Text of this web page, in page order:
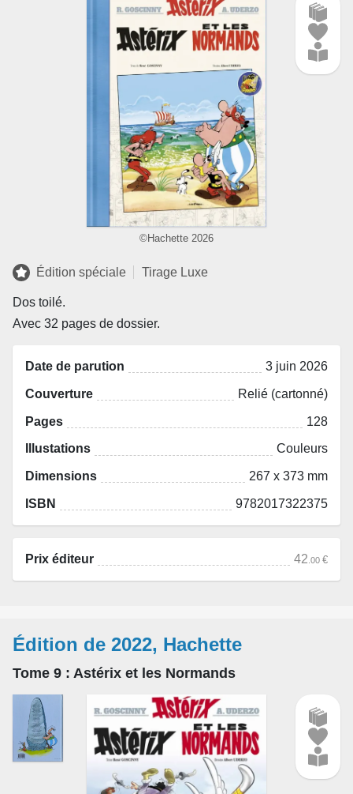
©Hachette 2026
Édition spéciale Tirage Luxe
Dos toilé.
Avec 32 pages de dossier.
Date de parution 3 juin 2026
Couverture Relié (cartonné)
Pages 128
Illustations Couleurs
Dimensions 267 x 373 mm
ISBN 9782017322375
Prix éditeur 42 .00 €
Édition de 2022, Hachette
Tome 9 : Astérix et les Normands